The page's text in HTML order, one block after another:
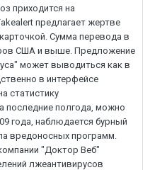
приходится на
предлагает жертве
Сумма перевода в
США и выше. Предложение
может выводиться как в
в интерфейсе
статистику
последние полгода, можно
года, наблюдается бурный
вредоносных программ.
"Доктор Веб"
лжеантивирусов